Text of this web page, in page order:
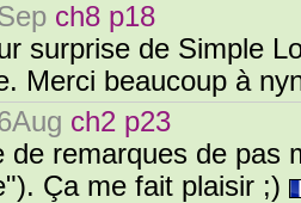
ch8 p18
surprise de Simple
Merci beaucoup à
ch2 p23
de remarques de pas
Ça me fait plaisir ;)